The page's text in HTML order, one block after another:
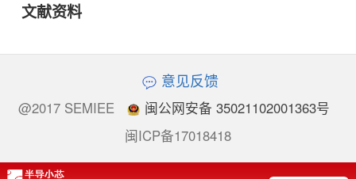
文献资料
意见反馈
@2017 SEMIEE
闽公网安备 35021102001363号
闽ICP备17018418